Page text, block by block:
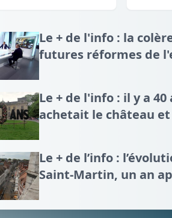
Le + de l'info : la
futures réformes de
Le + de l'info : il y a
achetait le château
Le + de l’info :
Saint-Martin, un an